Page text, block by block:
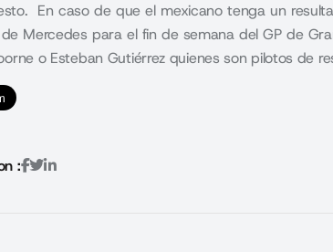
En caso de que el mexicano tenga un
Mercedes para el fin de semana del GP de
o Esteban Gutiérrez quienes son pilotos de
: